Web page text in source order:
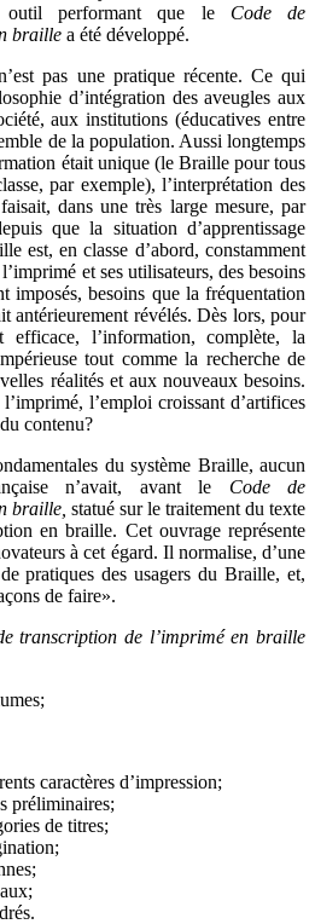
outil performant que le Code de
braille a été développé.
pas une pratique récente. Ce qui
d’intégration des aveugles aux
aux institutions (éducatives entre
de la population. Aussi longtemps
était unique (le Braille pour tous
par exemple), l’interprétation des
dans une très large mesure, par
que la situation d’apprentissage
est, en classe d’abord, constamment
et ses utilisateurs, des besoins
imposés, besoins que la fréquentation
antérieurement révélés. Dès lors, pour
l’information, complète, la
tout comme la recherche de
réalités et aux nouveaux besoins.
l’emploi croissant d’artifices
contenu?
du système Braille, aucun
n’avait, avant le Code de
braille, statué sur le traitement du texte
en braille. Cet ouvrage représente
à cet égard. Il normalise, d’une
pratiques des usagers du Braille, et,
de faire».
transcription de l’imprimé en braille
caractères d’impression;
préliminaires;
de titres;